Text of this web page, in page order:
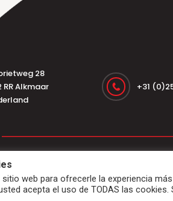
28
RR Alkmaar
+31
Bandas transportadoras Rodillos y
© 2026
web para ofrecerle la experiencia
acepta el uso de TODAS las